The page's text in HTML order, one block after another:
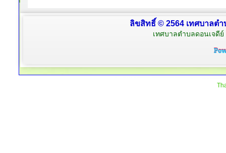
ลิขสิทธิ์ © 2564 เทศบาลต
เทศบาลตำบลดอนเจดี